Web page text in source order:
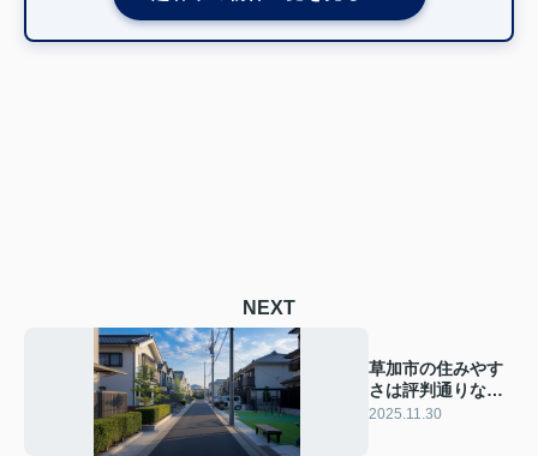
NEXT
草加市の住みやす
さは評判通りなの
か？実際の暮らし
2025.11.30